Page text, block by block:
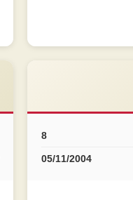
8
05/11/2004